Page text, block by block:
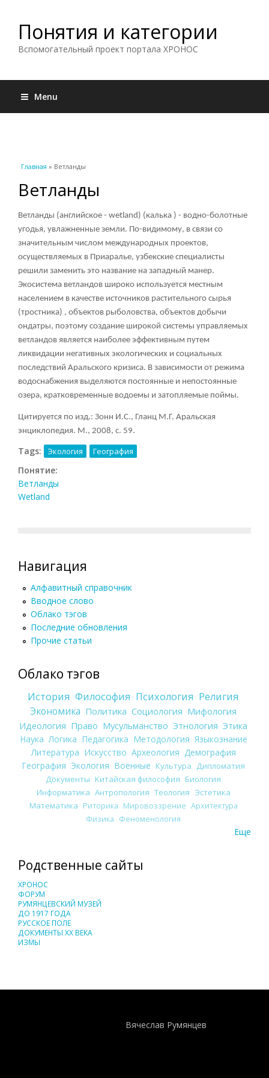
Понятия и категории
Вспомогательный проект портала ХРОНОС
Menu
Вы здесь
Главная » Ветланды
Ветланды
Ветланды (английское - wetland) (калька ) - водно-болотные
угодья, увлажненные земли. По-видимому, в связи со
значительным числом международных проектов,
осуществляемых в Приаралье, узбекские специалисты
решили заменить это название на западный манер.
Экосистема ветландов широко используется местным
населением в качестве источников растительного сырья
(тростника) , объектов рыболовства, объектов добычи
ондатры, поэтому создание широкой системы управляемых
ветландов является наиболее эффективным путем
ликвидации негативных экологических и социальных
последствий Аральского кризиса. В зависимости от режима
водоснабжения выделяются постоянные и непостоянные
озера, кратковременные водоемы и затопляемые поймы.
Цитируется по изд.: Зонн И.С., Гланц М.Г. Аральская
энциклопедия. М., 2008, с. 59.
Tags: Экология География
Понятие:
Ветланды
Wetland
Навигация
Алфавитный справочник
Вводное слово
Облако тэгов
Последние обновления
Прочие статьи
Облако тэгов
История Философия Психология Религия
Экономика Политика Социология Мифология
Идеология Право Мусульманство Этнология Этика
Наука Логика Педагогика Методология Языкознание
Литература Искусство Археология Демография
География Экология Военные Культура
Дипломатия
Документы Китайская философия Биология
Информатика Антропология Теология Эстетика
Математика Риторика Мировоззрение Архитектура
Физика Феноменология
Еще
Родственные сайты
ХРОНОС
ФОРУМ
РУМЯНЦЕВСКИЙ МУЗЕЙ
ДО 1917 ГОДА
РУССКОЕ ПОЛЕ
ДОКУМЕНТЫ XX ВЕКА
ИЗМЫ
Вячеслав Румянцев